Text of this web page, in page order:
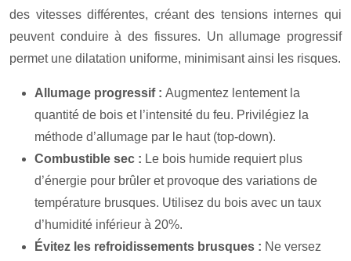
des vitesses différentes, créant des tensions internes qui
peuvent conduire à des fissures. Un allumage progressif
permet une dilatation uniforme, minimisant ainsi les risques.
Allumage progressif : Augmentez lentement la
quantité de bois et l’intensité du feu. Privilégiez la
méthode d’allumage par le haut (top-down).
Combustible sec : Le bois humide requiert plus
d’énergie pour brûler et provoque des variations de
température brusques. Utilisez du bois avec un taux
d’humidité inférieur à 20%.
Évitez les refroidissements brusques : Ne versez